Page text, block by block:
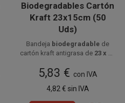
Biodegradables Cartón
Kraft 23x15cm (50
Uds)
Bandeja biodegradable de
cartón kraft antigrasa de 23 x 15
adecuada para presentar o
transportar comidas en
hostelería o eventos.
unidades.
5,83 € con IVA
4,82 € sin IVA